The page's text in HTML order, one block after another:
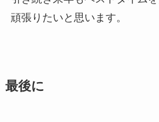
頑張りたいと思います。
最後に